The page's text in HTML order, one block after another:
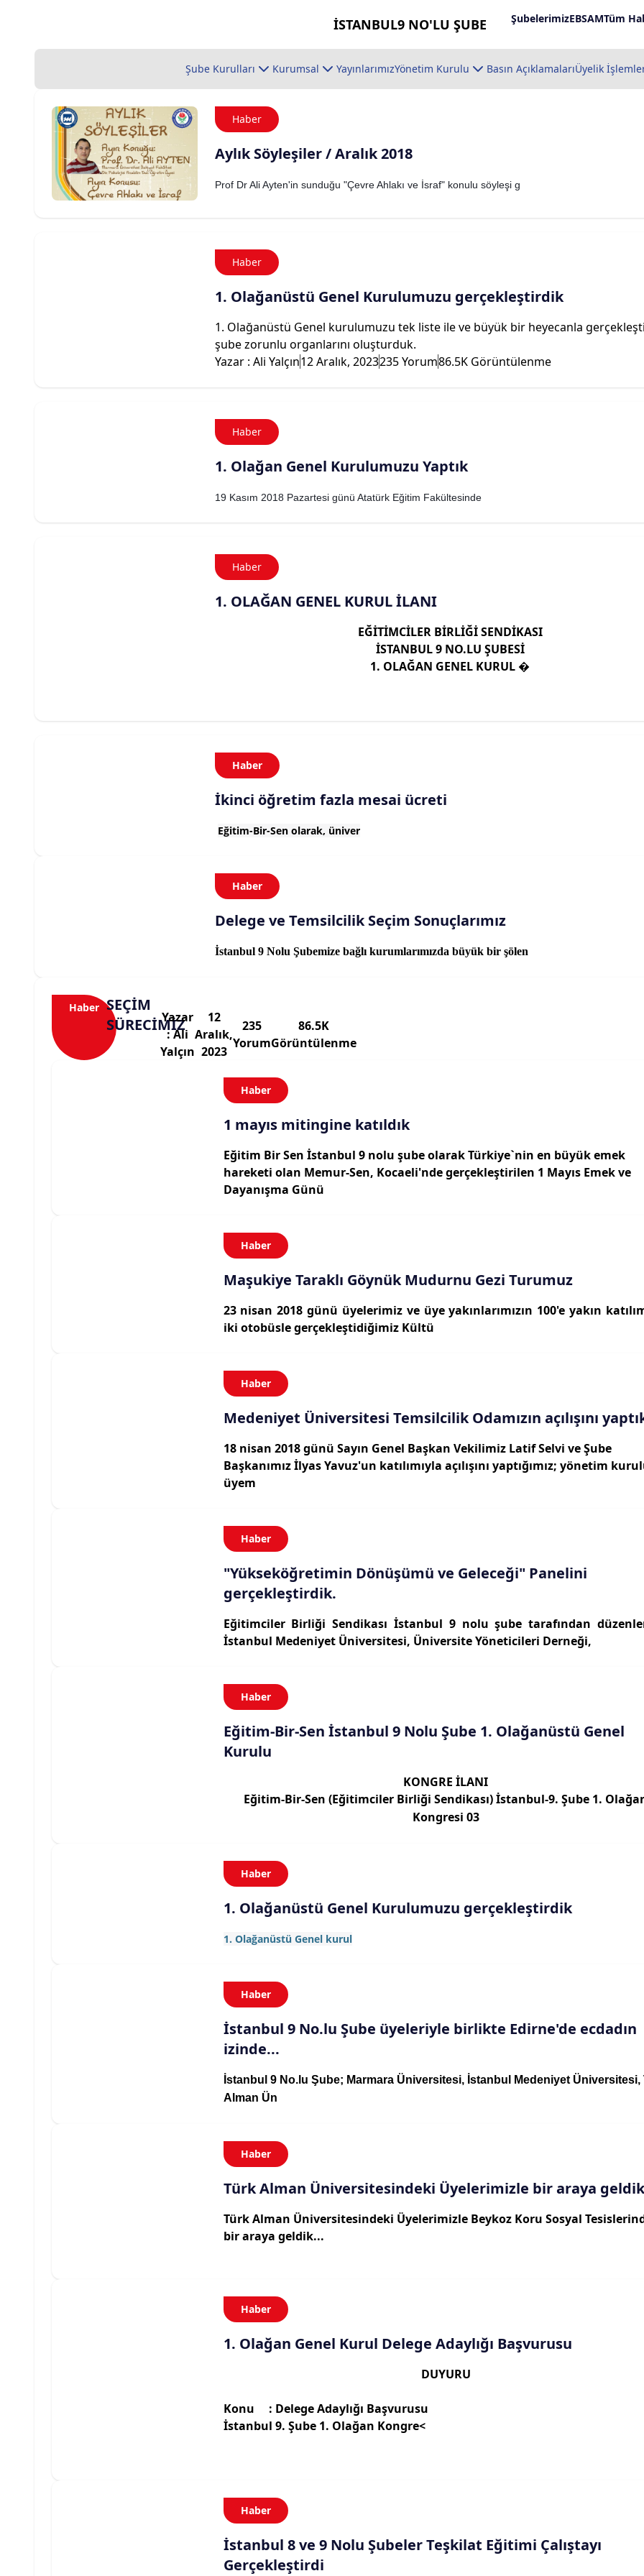
İSTANBUL9 NO'LU ŞUBE ŞubelerimizEBSAMTüm
Şube Kurulları Kurumsal YayınlarımızYönetim Kurulu Basın AçıklamalarıÜyelik
Haber
Aylık Söyleşiler / Aralık 2018
Prof Dr Ali Ayten'in sunduğu "Çevre Ahlakı ve İsraf" konulu söyleşi g
Haber
1. Olağanüstü Genel Kurulumuzu gerçekleştirdik
1. Olağanüstü Genel kurulumuzu tek liste ile ve büyük bir heyecanla
şube zorunlu organlarını oluşturduk.
Yazar : Ali Yalçın12 Aralık, 2023235 Yorum86.5K Görüntülenme
Haber
1. Olağan Genel Kurulumuzu Yaptık
19 Kasım 2018 Pazartesi günü Atatürk Eğitim Fakültesinde
Haber
1. OLAĞAN GENEL KURUL İLANI
EĞİTİMCİLER BİRLİĞİ SENDİKASI
İSTANBUL 9 NO.LU ŞUBESİ
1. OLAĞAN GENEL KURUL �
Haber
İkinci öğretim fazla mesai ücreti
Eğitim-Bir-Sen olarak, üniver
Haber
Delege ve Temsilcilik Seçim Sonuçlarımız
İstanbul 9 Nolu Şubemize bağlı kurumlarımızda büyük bir şölen
Haber SEÇİM
SÜRECİMİZ
Yazar
: Ali
Yalçın
12
Aralık,
2023
235
Yorum
86.5K
Görüntülenme
Haber
1 mayıs mitingine katıldık
Eğitim Bir Sen İstanbul 9 nolu şube olarak Türkiye`nin en büyük emek
hareketi olan Memur-Sen, Kocaeli'nde gerçekleştirilen 1 Mayıs Emek ve
Dayanışma Günü
Haber
Maşukiye Taraklı Göynük Mudurnu Gezi Turumuz
23 nisan 2018 günü üyelerimiz ve üye yakınlarımızın 100'e yakın
iki otobüsle gerçekleştidiğimiz Kültü
Haber
Medeniyet Üniversitesi Temsilcilik Odamızın açılışını
18 nisan 2018 günü Sayın Genel Başkan Vekilimiz Latif Selvi ve Şube
Başkanımız İlyas Yavuz'un katılımıyla açılışını yaptığımız; yönetim
üyem
Haber
"Yükseköğretimin Dönüşümü ve Geleceği" Panelini
gerçekleştirdik.
Eğitimciler Birliği Sendikası İstanbul 9 nolu şube tarafından
İstanbul Medeniyet Üniversitesi, Üniversite Yöneticileri Derneği,
Haber
Eğitim-Bir-Sen İstanbul 9 Nolu Şube 1. Olağanüstü Genel
Kurulu
KONGRE İLANI
Eğitim-Bir-Sen (Eğitimciler Birliği Sendikası) İstanbul-9. Şube 1.
Kongresi 03
Haber
1. Olağanüstü Genel Kurulumuzu gerçekleştirdik
1. Olağanüstü Genel kurul
Haber
İstanbul 9 No.lu Şube üyeleriyle birlikte Edirne'de ecdadın
izinde...
İstanbul 9 No.lu Şube; Marmara Üniversitesi, İstanbul Medeniyet Üniversitesi,
Alman Ün
Haber
Türk Alman Üniversitesindeki Üyelerimizle bir araya
Türk Alman Üniversitesindeki Üyelerimizle Beykoz Koru Sosyal
bir araya geldik...
Haber
1. Olağan Genel Kurul Delege Adaylığı Başvurusu
DUYURU
Konu : Delege Adaylığı Başvurusu
İstanbul 9. Şube 1. Olağan Kongre<
Haber
İstanbul 8 ve 9 Nolu Şubeler Teşkilat Eğitimi Çalıştayı
Gerçekleştirdi